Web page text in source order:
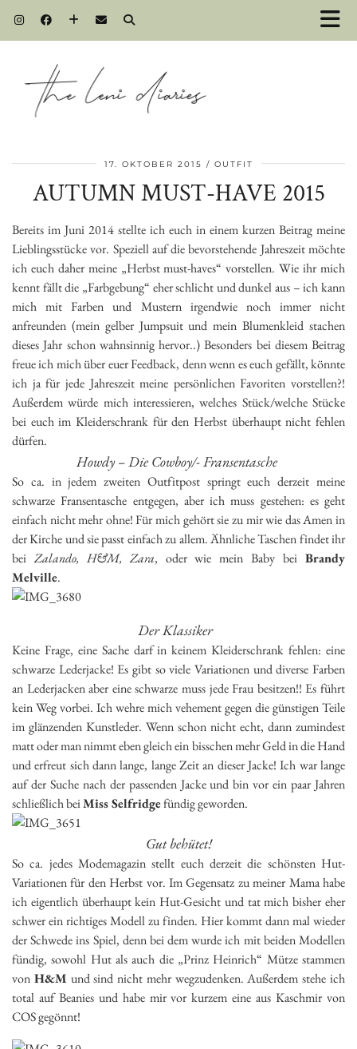
17. OKTOBER 2015 OUTFIT
AUTUMN MUST-HAVE 2015
Bereits im Juni 2014 stellte ich euch in einem kurzen Beitrag meine
Lieblingsstücke vor. Speziell auf die bevorstehende Jahreszeit möchte
ich euch daher meine „Herbst must-haves“ vorstellen. Wie ihr mich
kennt fällt die „Farbgebung“ eher schlicht und dunkel aus – ich kann
mich mit Farben und Mustern irgendwie noch immer nicht
anfreunden (mein gelber Jumpsuit und mein Blumenkleid stachen
dieses Jahr schon wahnsinnig hervor..) Besonders bei diesem Beitrag
freue ich mich über euer Feedback, denn wenn es euch gefällt, könnte
ich ja für jede Jahreszeit meine persönlichen Favoriten vorstellen?!
Außerdem würde mich interessieren, welches Stück/welche Stücke
bei euch im Kleiderschrank für den Herbst überhaupt nicht fehlen
dürfen.
Howdy – Die Cowboy/- Fransentasche
So ca. in jedem zweiten Outfitpost springt euch derzeit meine
schwarze Fransentasche entgegen, aber ich muss gestehen: es geht
einfach nicht mehr ohne! Für mich gehört sie zu mir wie das Amen in
der Kirche und sie passt einfach zu allem. Ähnliche Taschen findet ihr
bei Zalando, H&M, Zara, oder wie mein Baby beiBrandy
Melville.
Der Klassiker
Keine Frage, eine Sache darf in keinem Kleiderschrank fehlen: eine
schwarze Lederjacke! Es gibt so viele Variationen und diverse Farben
an Lederjacken aber eine schwarze muss jede Frau besitzen!! Es führt
kein Weg vorbei. Ich wehre mich vehement gegen die günstigen Teile
im glänzenden Kunstleder. Wenn schon nicht echt, dann zumindest
matt oder man nimmt eben gleich ein bisschen mehr Geld in die Hand
und erfreut sich dann lange, lange Zeit an dieser Jacke! Ich war lange
auf der Suche nach der passenden Jacke und bin vor ein paar Jahren
schließlich beiMiss Selfridgefündig geworden.
Gut behütet!
So ca. jedes Modemagazin stellt euch derzeit die schönsten Hut-
Variationen für den Herbst vor. Im Gegensatz zu meiner Mama habe
ich eigentlich überhaupt kein Hut-Gesicht und tat mich bisher eher
schwer ein richtiges Modell zu finden. Hier kommt dann mal wieder
der Schwede ins Spiel, denn bei dem wurde ich mit beiden Modellen
fündig, sowohl Hut als auch die „Prinz Heinrich“ Mütze stammen
von H&Mund sind nicht mehr wegzudenken. Außerdem stehe ich
total auf Beanies und habe mir vor kurzem eine aus Kaschmir von
COS gegönnt!